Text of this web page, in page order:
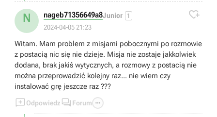
N nageb71356649a8Junior 1
2024-04-05 21:23

Witam. Mam problem z misjami pobocznymi po rozmowie
z postacią nic się nie dzieje. Misja nie zostaje jakkolwiek
dodana, brak jakiś wytycznych, a rozmowy z postacią nie
można przeprowadzić kolejny raz... nie wiem czy
instalować grę jeszcze raz ???
Odpowiedz  Forum 